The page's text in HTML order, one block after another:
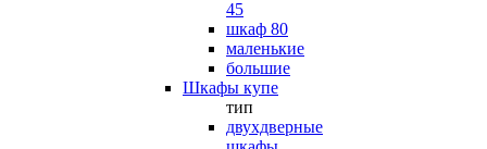
45
шкаф 80
маленькие
большие
Шкафы купе
тип
двухдверные